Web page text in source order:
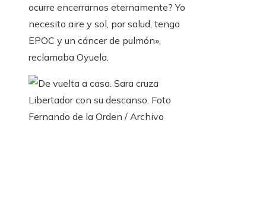
ocurre encerrarnos eternamente? Yo
necesito aire y sol, por salud, tengo
EPOC y un cáncer de pulmón»,
reclamaba Oyuela.